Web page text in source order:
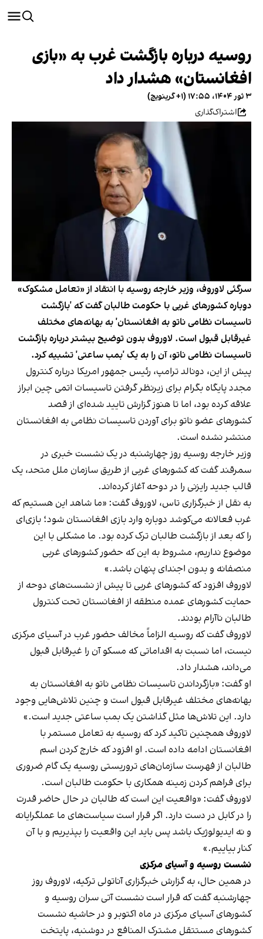
روسیه درباره بازگشت غرب به «بازی
افغانستان» هشدار داد
۳ ثور ۱۴۰۴، ۱۷:۵۵ (‎+۱ گرینویچ)
اشتراک‌گذاری
سرگئی لاوروف، وزیر خارجه روسیه با انتقاد از «تعامل مشکوک»
دوباره کشورهای غربی با حکومت طالبان گفت که 'بازگشت
تاسیسات نظامی ناتو به افغانستان' به بهانه‌های مختلف
غیرقابل قبول است. لاوروف بدون توضیح بیشتر درباره بازگشت
تاسیسات نظامی ناتو، آن را به یک 'بمب ساعتی' تشبیه کرد.
پیش از این، دونالد ترامپ، رئیس جمهور امریکا درباره کنترول
مجدد پایگاه بگرام برای زیرنظر گرفتن تاسیسات اتمی چین ابراز
علاقه کرده بود، اما تا هنوز گزارش تایید شده‌ای از قصد
کشورهای عضو ناتو برای آوردن تاسیسات نظامی به افغانستان
منتشر نشده است.
وزیر خارجه روسیه روز چهارشنبه در یک نشست خبری در
سمرقند گفت که کشورهای غربی از طریق سازمان ملل متحد، یک
قالب جدید رایزنی را در دوحه آغاز کرده‌اند.
به نقل از خبرگزاری تاس، لاوروف گفت: «ما شاهد این هستیم که
غرب فعالانه می‌کوشد دوباره وارد بازی افغانستان شود؛ بازی‌ای
را که بعد از بازگشت طالبان ترک کرده بود‌. ما مشکلی با این
موضوع نداریم، مشروط به این که حضور کشورهای غربی
منصفانه و بدون اجندای پنهان باشد.»
لاوروف افزود که کشورهای غربی تا پیش از نشست‌های دوحه از
حمایت کشورهای عمده منطقه از افغانستان تحت کنترول
طالبان ناآرام بودند.
لاوروف گفت که روسیه الزاماً مخالف حضور غرب در آسیای مرکزی
نیست، اما نسبت به اقداماتی که مسکو آن را غیرقابل قبول
می‌داند، هشدار داد.
او گفت: «بازگرداندن تاسیسات نظامی ناتو به افغانستان به
بهانه‌های مختلف غیرقابل قبول است و چنین تلاش‌هایی وجود
دارد. این تلاش‌ها مثل گذاشتن یک بمب ساعتی جدید است.»
لاوروف همچنین تاکید کرد که روسیه به تعامل مستمر با
افغانستان ادامه داده است. او افزود که خارج کردن اسم
طالبان از فهرست سازمان‌های تروریستی روسیه یک گام ضروری
برای فراهم کردن زمینه همکاری با حکومت طالبان است.
لاوروف گفت: «واقعیت این است که طالبان در حال حاضر قدرت
را در کابل در دست دارد. اگر قرار است سیاست‌های ما عملگرایانه
و نه ایدیولوژیک باشد پس باید این واقعیت را بپذیریم و با آن
کنار بیاییم.»
نشست روسیه و آسیای مرکزی
در همین حال، به گزارش خبرگزاری آناتولی ترکیه، لاوروف روز
چهارشنبه گفت که قرار است نشست آتی سران روسیه و
کشورهای آسیای مرکزی در ماه اکتوبر و در حاشیه نشست
کشورهای مستتقل مشترک المنافع در دوشنبه، پایتخت